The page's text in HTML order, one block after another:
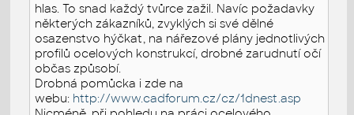
hlas. To snad každý tvůrce zažil. Navíc požadavky
některých zákazníků, zvyklých si své dělné
osazenstvo hýčkat, na nářezové plány jednotlivých
profilů ocelových konstrukcí, drobné zarudnutí očí
občas způsobí.
Drobná pomůcka i zde na
webu: http://www.cadforum.cz/cz/1dnest.asp